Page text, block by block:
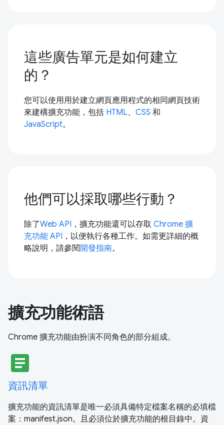
這些廣告單元是如何建立
的？
您可以使用用於建立網頁應用程式的相同網頁技術
來建構擴充功能，包括 HTML、 CSS 和
JavaScript。
他們可以採取哪些行動？
除了Web API ，擴充功能還可以存取 Chrome 擴
充功能 API ，以便執行各種工作。如需更詳細的概
略說明，請參閱開發指南。
擴充功能術語
Chrome 擴充功能由扮演不同角色的部分組成。
article
資訊清單
擴充功能的資訊清單是唯一必須具備特定檔案名稱的必填檔
案：manifest.json。且必須位於擴充功能的根目錄中。資